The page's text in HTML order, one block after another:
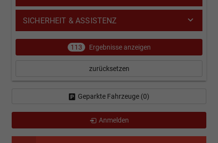
SICHERHEIT & ASSISTENZ
113 Ergebnisse anzeigen
zurücksetzen
Geparkte Fahrzeuge (0)
Anmelden